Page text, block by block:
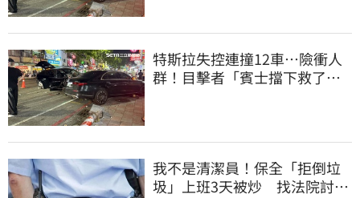
特斯拉失控連撞12車…險衝人
群！目擊者「賓士擋下救了好
我不是清潔員！保全「拒倒垃
圾」上班3天被炒 找法院討公